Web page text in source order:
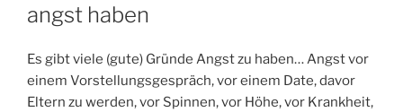
angst haben
Es gibt viele (gute) Gründe Angst zu haben… Angst vor
einem Vorstellungsgespräch, vor einem Date, davor
Eltern zu werden, vor Spinnen, vor Höhe, vor Krankheit,